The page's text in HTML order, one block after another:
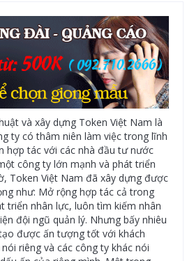
và xây dựng Token Việt Nam là
ty có thâm niên làm việc trong lĩnh
hợp tác với các nhà đầu tư nước
công ty lớn mạnh và phát triển
Token Việt Nam đã xây dựng được
như: Mở rộng hợp tác cả trong
triển nhân lực, luôn tìm kiếm nhân
đội ngũ quản lý. Nhưng bấy nhiêu
được ấn tượng tốt với khách
riêng và các công ty khác nói